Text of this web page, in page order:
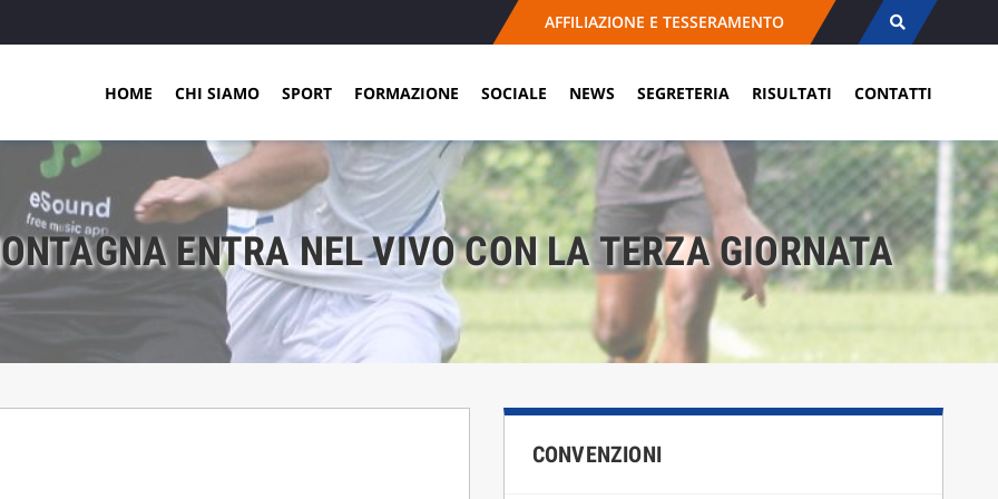
AFFILIAZIONE E TESSERAMENTO
HOME CHI SIAMO SPORT FORMAZIONE SOCIALE NEWS SEGRETERIA RISULTATI CONTATTI
ENTRA NEL VIVO CON LA TERZA GIORNATA
CONVENZIONI